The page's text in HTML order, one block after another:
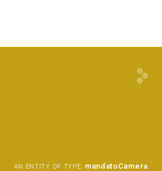
AN ENTITY OF TYPE: mandatoCamera